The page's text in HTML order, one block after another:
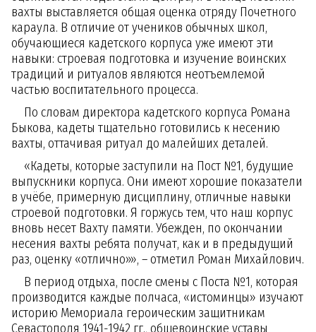
вахты выставляется общая оценка отряду Почетного
караула. В отличие от учеников обычных школ,
обучающиеся кадетского корпуса уже имеют эти
навыки: строевая подготовка и изучение воинских
традиций и ритуалов являются неотъемлемой
частью воспитательного процесса.
По словам директора кадетского корпуса Романа
Быкова, кадеты тщательно готовились к несению
вахты, оттачивая ритуал до малейших деталей.
«Кадеты, которые заступили на Пост №1, будущие
выпускники корпуса. Они имеют хорошие показатели
в учёбе, примерную дисциплину, отличные навыки
строевой подготовки. Я горжусь тем, что наш корпус
вновь несет Вахту памяти. Убежден, по окончании
несения вахты ребята получат, как и в предыдущий
раз, оценку «отлично»», – отметил Роман Михайлович.
В период отдыха, после смены с Поста №1, которая
производится каждые полчаса, «истоминцы» изучают
историю Мемориала героическим защитникам
Севастополя 1941-1942 гг., общевоинские уставы